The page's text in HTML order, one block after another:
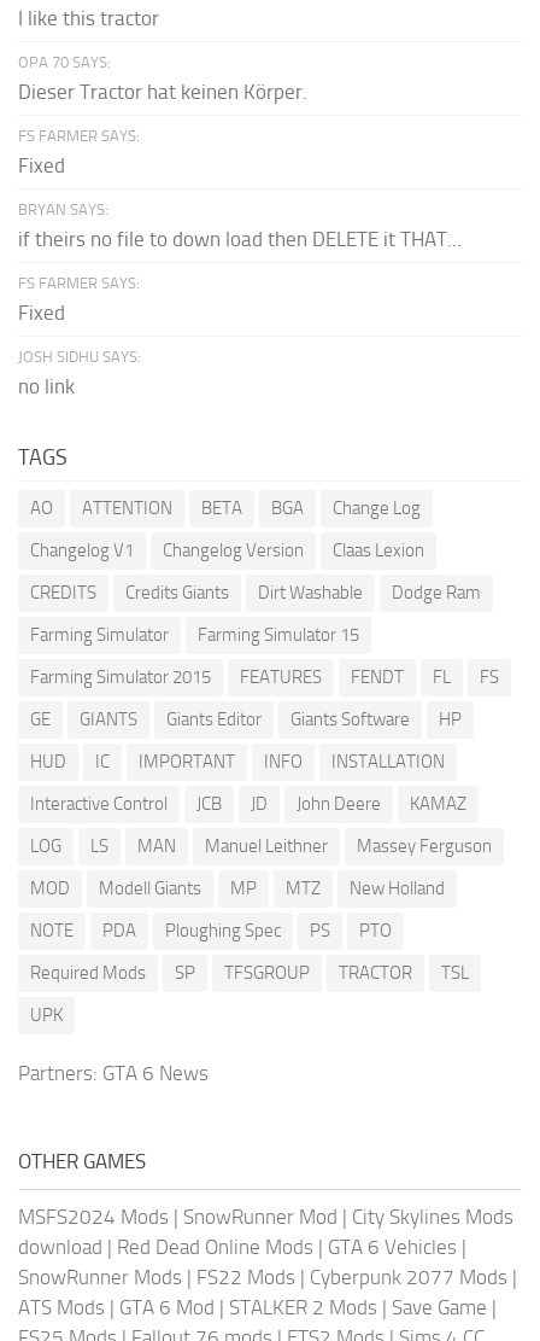
I like this tractor
OPA 70 SAYS:
Dieser Tractor hat keinen Körper.
FS FARMER SAYS:
Fixed
BRYAN SAYS:
if theirs no file to down load then DELETE it THAT...
FS FARMER SAYS:
Fixed
JOSH SIDHU SAYS:
no link
TAGS
AO ATTENTION BETA BGA
Change Log
Changelog V1
Changelog Version
Claas Lexion
CREDITS
Credits Giants Dirt Washable
Dodge Ram
Farming Simulator
Farming Simulator 15
Farming Simulator 2015
FEATURES FENDT FL
FS
GE
GIANTS Giants Editor Giants Software
HP
HUD
IC IMPORTANT INFO
INSTALLATION
Interactive Control
JCB JD John Deere
KAMAZ
LOG
LS MAN Manuel Leithner
Massey Ferguson
MOD
Modell Giants MP MTZ
New Holland
NOTE
PDA Ploughing Spec PS
PTO
Required Mods
SP TFSGROUP TRACTOR
TSL
UPK
Partners: GTA 6 News
OTHER GAMES
MSFS2024 Mods | SnowRunner Mod | City Skylines Mods
download | Red Dead Online Mods | GTA 6 Vehicles |
SnowRunner Mods | FS22 Mods | Cyberpunk 2077 Mods |
ATS Mods | GTA 6 Mod | STALKER 2 Mods | Save Game |